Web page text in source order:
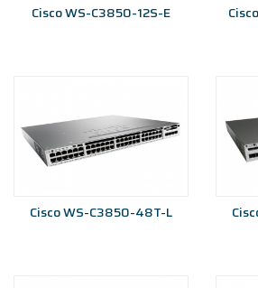
Cisco WS-C3850-12S-E
Cisco WS-C3850-48T-L